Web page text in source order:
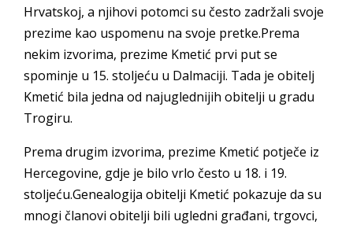
Hrvatskoj, a njihovi potomci su često zadržali svoje
prezime kao uspomenu na svoje pretke.Prema
nekim izvorima, prezime Kmetić prvi put se
spominje u 15. stoljeću u Dalmaciji. Tada je obitelj
Kmetić bila jedna od najuglednijih obitelji u gradu
Trogiru.
Prema drugim izvorima, prezime Kmetić potječe iz
Hercegovine, gdje je bilo vrlo često u 18. i 19.
stoljeću.Genealogija obitelji Kmetić pokazuje da su
mnogi članovi obitelji bili ugledni građani, trgovci,